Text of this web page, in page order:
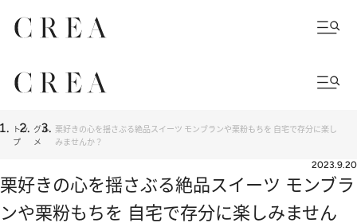
トッ
プ
グル
メ
栗好きの心を揺さぶる絶品スイーツ モンブランや栗粉もちを 自宅で存分に楽し
みませんか？
2023.9.20
栗好きの心を揺さぶる絶品スイーツ モンブラ
ンや栗粉もちを 自宅で存分に楽しみません